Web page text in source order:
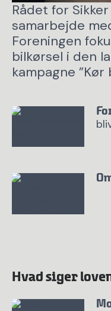
Rådet for
samarbejde
Foreningen
kampagne
Rådet for
samarbejde
Foreningen
bilkørsel i den
kampagne ”Kør
Hvad siger